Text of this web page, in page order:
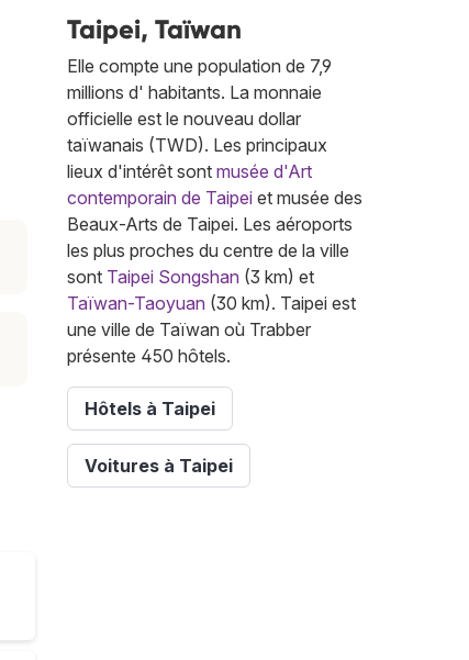
Taipei, Taïwan
Elle compte une population de 7,9
millions d' habitants. La monnaie
officielle est le nouveau dollar
taïwanais (TWD). Les principaux
lieux d'intérêt sont musée d'Art
contemporain de Taipei et musée des
Beaux-Arts de Taipei. Les aéroports
les plus proches du centre de la ville
sont Taipei Songshan (3 km) et
Taïwan-Taoyuan (30 km). Taipei est
une ville de Taïwan où Trabber
présente 450 hôtels.
Hôtels à Taipei
Voitures à Taipei